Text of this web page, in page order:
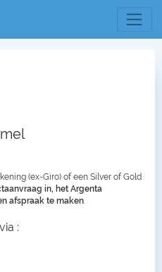
(ex-Giro) of een Silver of Gold
in, het Argenta
afspraak te maken
: